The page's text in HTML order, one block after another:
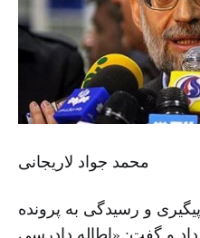
محمد جواد لاریجانی
و رسیدگی به پرونده
و گفت: «اطاله دادرسی